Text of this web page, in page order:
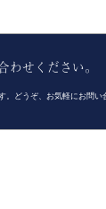
わせください。
。どうぞ、お気軽にお問い